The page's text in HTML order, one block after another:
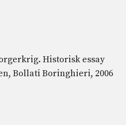
Historisk essay
Bollati Boringhieri, 2006